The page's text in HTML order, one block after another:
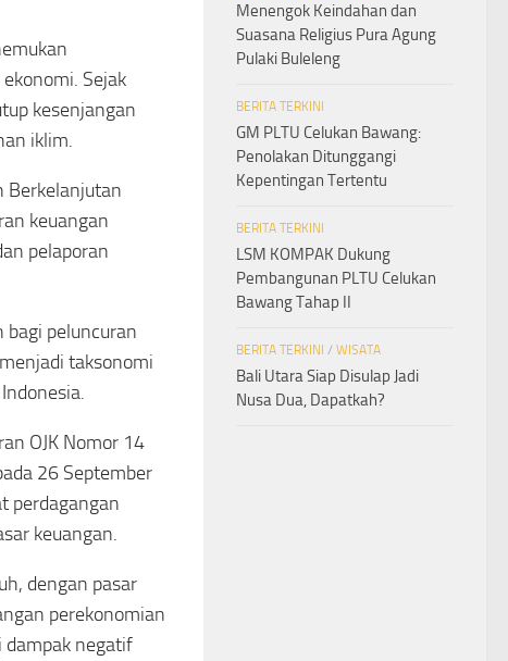
Sejak
kesenjangan
iklim.
Berkelanjutan
keuangan
pelaporan
peluncuran
taksonomi
OJK Nomor 14
26 September
perdagangan
keuangan.
dengan pasar
perekonomian
dampak negatif
Menengok Keindahan dan
Suasana Religius Pura Agung
Pulaki Buleleng
BERITA TERKINI
GM PLTU Celukan Bawang:
Penolakan Ditunggangi
Kepentingan Tertentu
BERITA TERKINI
LSM KOMPAK Dukung
Pembangunan PLTU Celukan
Bawang Tahap II
BERITA TERKINI / WISATA
Bali Utara Siap Disulap Jadi
Nusa Dua, Dapatkah?